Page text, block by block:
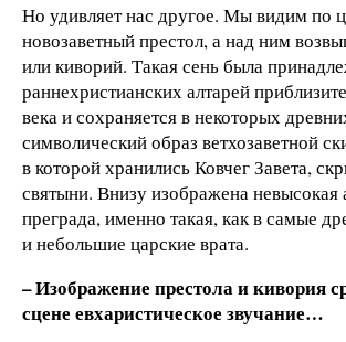
Но удивляет нас другое. Мы видим по
новозаветный престол, а над ним
или киворий. Такая сень была
раннехристианских алтарей
века и сохраняется в некоторых
символический образ ветхозаветной
в которой хранились Ковчег Завета,
святыни. Внизу изображена невысокая
преграда, именно такая, как в самые
и небольшие царские врата.
– Изображение престола и кивория
сцене евхаристическое звучание…